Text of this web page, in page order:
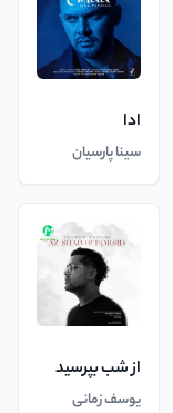
ادا
سینا پارسیان
از شب بپرسید
یوسف زمانی